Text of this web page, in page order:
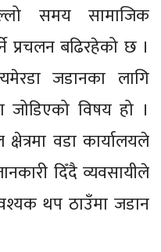
समय सामाजिक
प्रचलन बढिरहेको छ ।
जडानका लागि
विषय हो ।
वडा कार्यालयले
दिँदै व्यवसायीले
थप ठाउँमा जडान